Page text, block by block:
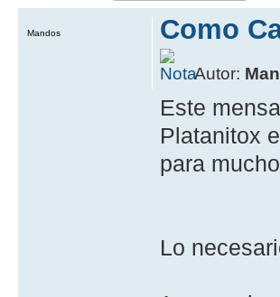
Como
Autor:
Este
Platanitox
para
Lo
Mandos